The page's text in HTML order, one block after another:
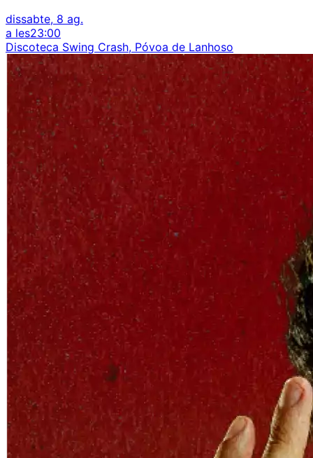
dissabte, 8 ag.
a les23:00
Discoteca Swing Crash, Póvoa de Lanhoso